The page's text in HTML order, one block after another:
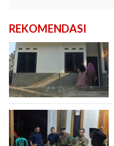
REKOMENDASI